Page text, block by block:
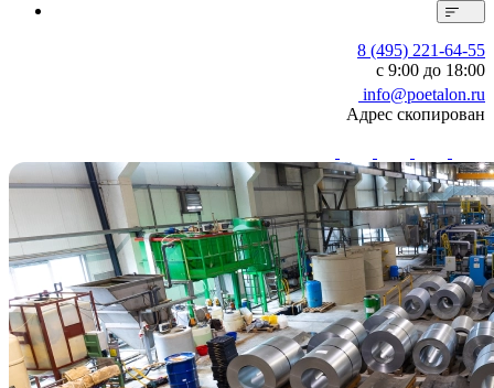
8 (495) 221-64-55
с 9:00 до 18:00
info@poetalon.ru
Адрес скопирован